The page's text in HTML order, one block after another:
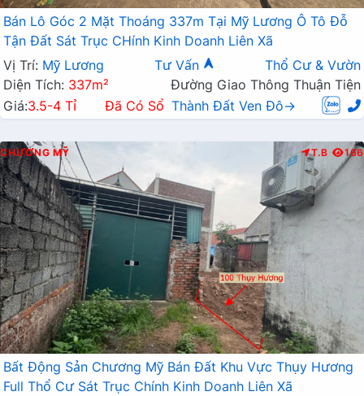
Bán Lô Góc 2 Mặt Thoáng 337m Tại Mỹ Lương Ô Tô Đỗ
Tận Đất Sát Trục CHính Kinh Doanh Liên Xã
Vị Trí: Mỹ Lương Tư Vấn
Thổ Cư & Vườn
Diện Tích: 337m²
Đường Giao Thông Thuận Tiện
Giá:3.5-4 Tỉ Đã Có Sổ Thành Đất Ven Đô→
CHƯƠNG MỸ T.B 166
Bất Động Sản Chương Mỹ Bán Đất Khu Vực Thụy Hương
Full Thổ Cư Sát Trục Chính Kinh Doanh Liên Xã